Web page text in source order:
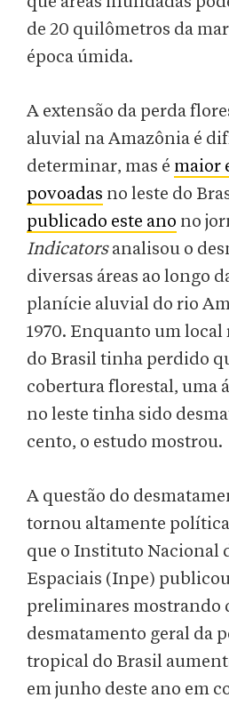
de 20 quilômetros da
época úmida.
A extensão da perda
aluvial na Amazônia é
determinar, mas é maior
povoadas no leste do
publicado este ano no
Indicatorsanalisou o
diversas áreas ao longo
planície aluvial do rio
1970. Enquanto um local
do Brasil tinha perdido
cobertura florestal, uma
no leste tinha sido
cento, o estudo mostrou.
A questão do
tornou altamente
que o Instituto Nacional
Espaciais (Inpe)
preliminares mostrando
desmatamento geral da
tropical do Brasil
em junho deste ano em